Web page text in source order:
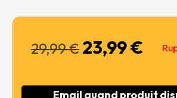
29,99€ Le
prix
était :
23,99€
est :
Email quand produit